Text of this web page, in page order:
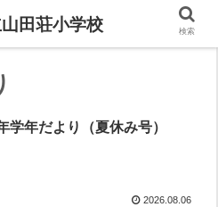
学年だより（夏休み号）
2026.08.06
田荘小学校 検索